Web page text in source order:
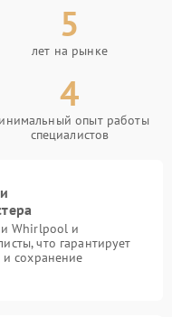
5
лет на рынке
4
опыт работы
специалистов
Whirlpool и
что гарантирует
сохранение